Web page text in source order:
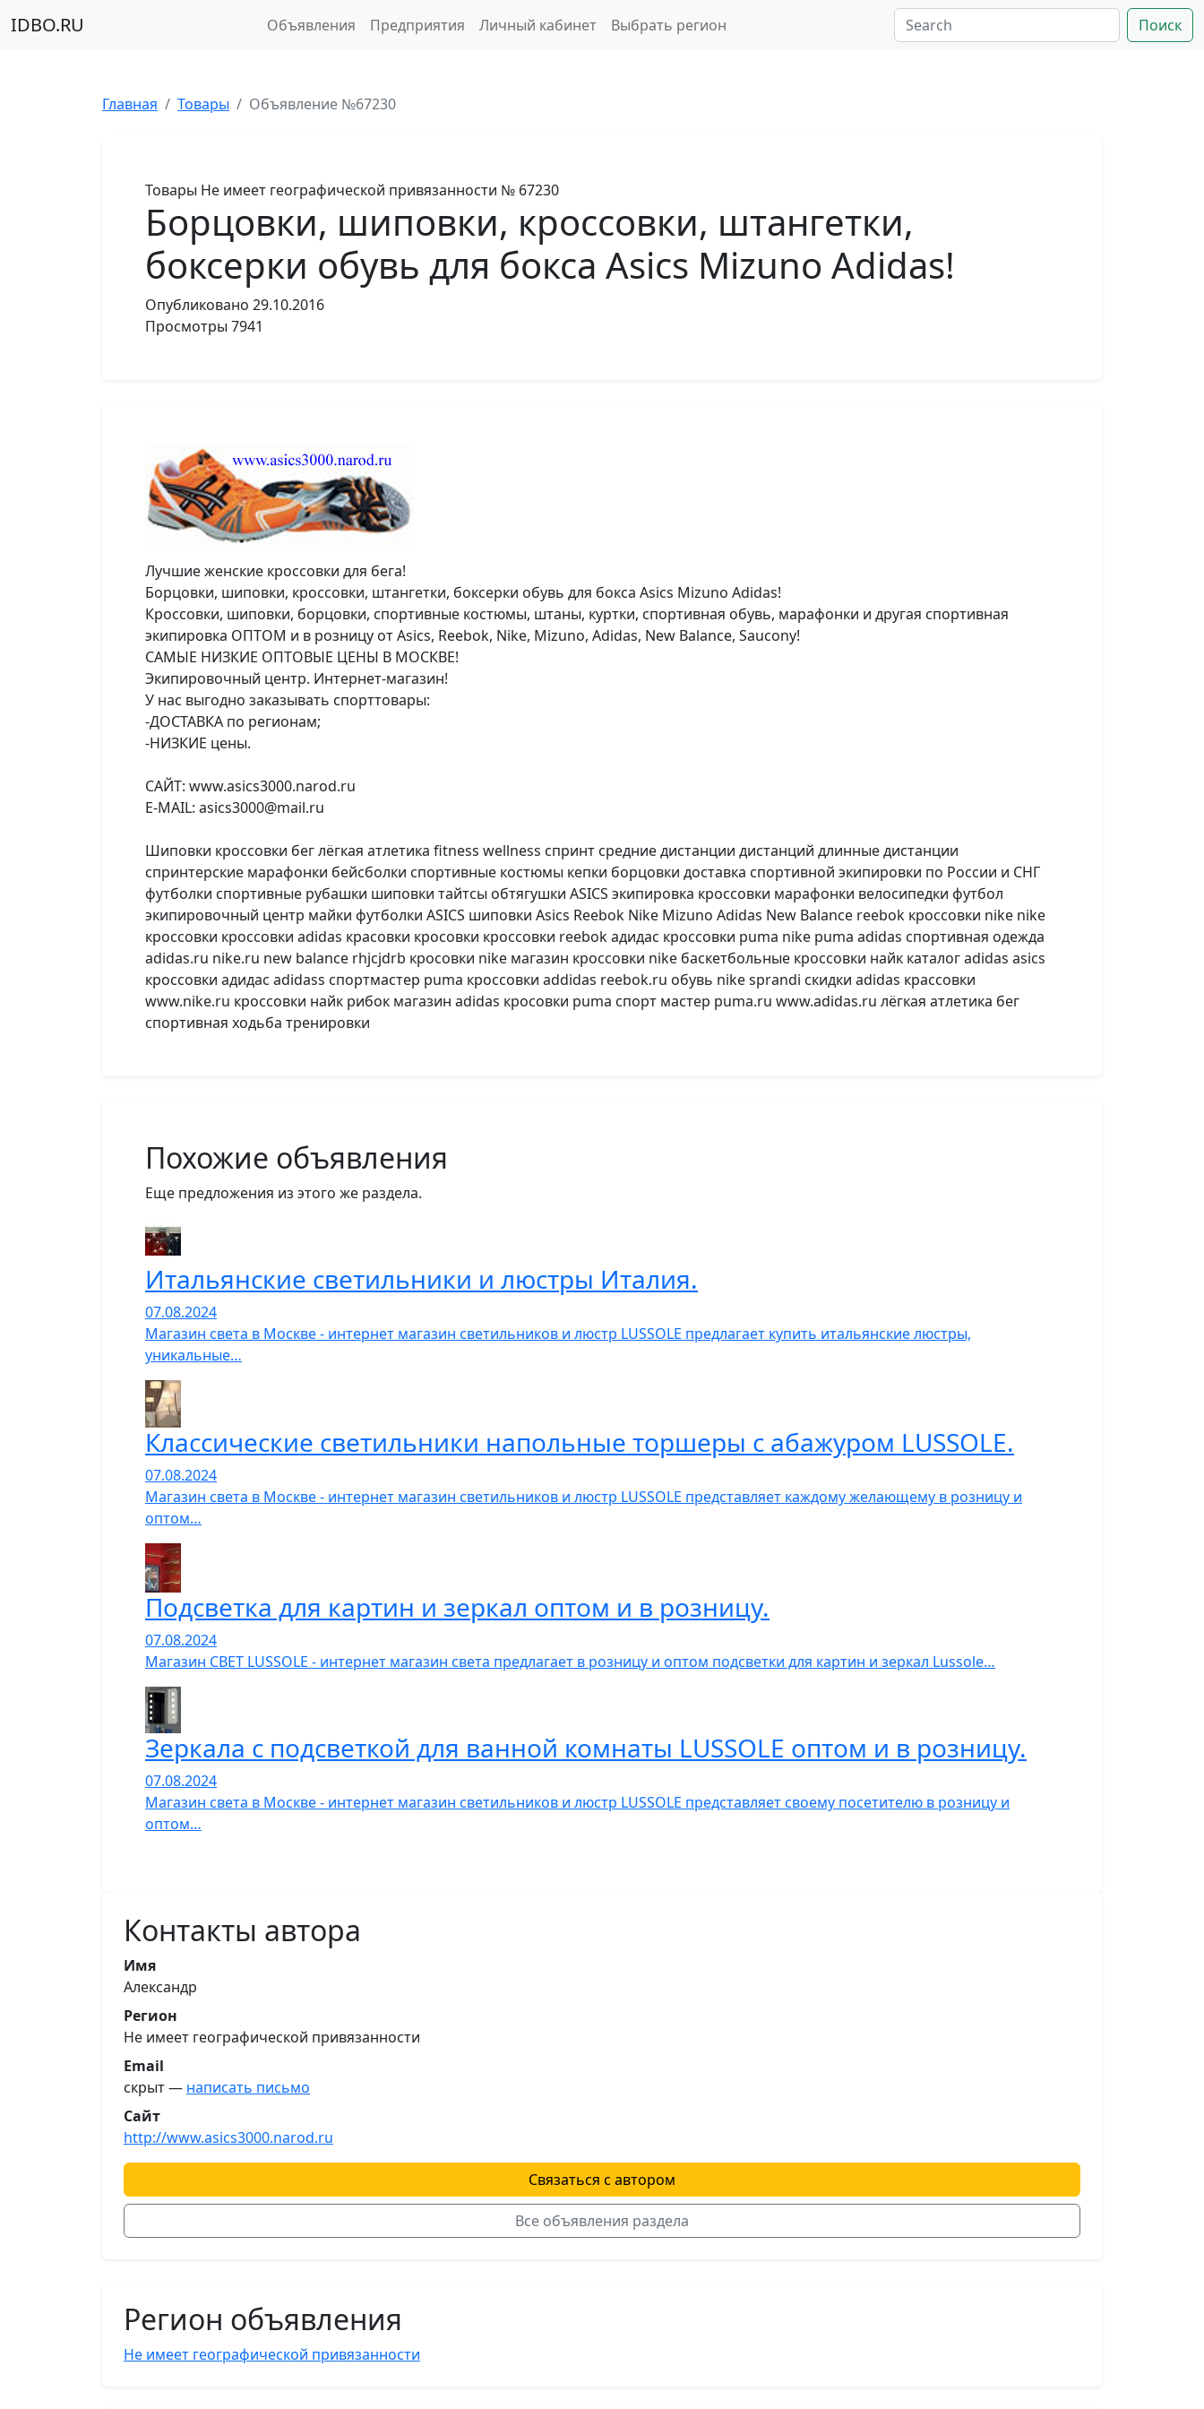
IDBO.RU Объявления Предприятия Личный кабинет Выбрать регион Поиск
Главная Товары Объявление №67230
Товары Не имеет географической привязанности № 67230
Борцовки, шиповки, кроссовки, штангетки,
боксерки обувь для бокса Asics Mizuno Adidas!
Опубликовано 29.10.2016
Просмотры 7941
Лучшие женские кроссовки для бега!
Борцовки, шиповки, кроссовки, штангетки, боксерки обувь для бокса Asics Mizuno Adidas!
Кроссовки, шиповки, борцовки, спортивные костюмы, штаны, куртки, спортивная обувь, марафонки и другая спортивная
экипировка ОПТОМ и в розницу от Asics, Reebok, Nike, Mizuno, Adidas, New Balance, Saucony!
САМЫЕ НИЗКИЕ ОПТОВЫЕ ЦЕНЫ В МОСКВЕ!
Экипировочный центр. Интернет-магазин!
У нас выгодно заказывать спорттовары:
-ДОСТАВКА по регионам;
-НИЗКИЕ цены.
САЙТ: www.asics3000.narod.ru
E-MAIL: asics3000@mail.ru
Шиповки кроссовки бег лёгкая атлетика fitness wellness спринт средние дистанции дистанций длинные дистанции
спринтерские марафонки бейсболки спортивные костюмы кепки борцовки доставка спортивной экипировки по России и СНГ
футболки спортивные рубашки шиповки тайтсы обтягушки ASICS экипировка кроссовки марафонки велосипедки футбол
экипировочный центр майки футболки ASICS шиповки Asics Reebok Nike Mizuno Adidas New Balance reebok кроссовки nike nike
кроссовки кроссовки adidas красовки кросовки кроссовки reebok адидас кроссовки puma nike puma adidas спортивная одежда
adidas.ru nike.ru new balance rhjcjdrb кросовки nike магазин кроссовки nike баскетбольные кроссовки найк каталог adidas asics
кроссовки адидас adidass спортмастер puma кроссовки addidas reebok.ru обувь nike sprandi скидки adidas крассовки
www.nike.ru кроссовки найк рибок магазин adidas кросовки puma спорт мастер puma.ru www.adidas.ru лёгкая атлетика бег
спортивная ходьба тренировки
Похожие объявления
Еще предложения из этого же раздела.
Итальянские светильники и люстры Италия.
07.08.2024
Магазин света в Москве - интернет магазин светильников и люстр LUSSOLE предлагает купить итальянские люстры,
уникальные…
Классические светильники напольные торшеры с абажуром LUSSOLE.
07.08.2024
Магазин света в Москве - интернет магазин светильников и люстр LUSSOLE представляет каждому желающему в розницу и
оптом…
Подсветка для картин и зеркал оптом и в розницу.
07.08.2024
Магазин СВЕТ LUSSOLE - интернет магазин света предлагает в розницу и оптом подсветки для картин и зеркал Lussole…
Зеркала с подсветкой для ванной комнаты LUSSOLE оптом и в розницу.
07.08.2024
Магазин света в Москве - интернет магазин светильников и люстр LUSSOLE представляет своему посетителю в розницу и
оптом…
Контакты автора
Имя
Александр
Регион
Не имеет географической привязанности
Email
скрыт — написать письмо
Сайт
http://www.asics3000.narod.ru
Связаться с автором
Все объявления раздела
Регион объявления
Не имеет географической привязанности